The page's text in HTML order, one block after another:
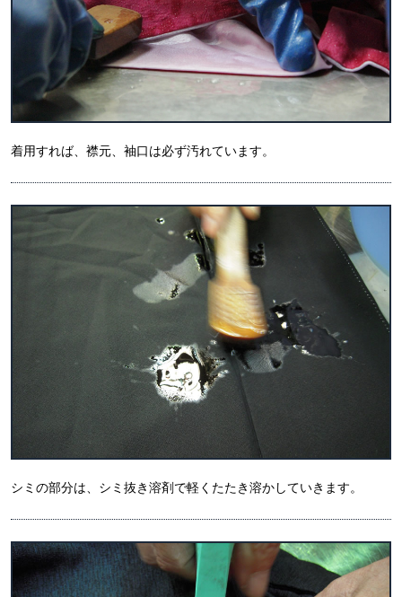
着用すれば、襟元、袖口は必ず汚れています。
シミの部分は、シミ抜き溶剤で軽くたたき溶かしていきます。